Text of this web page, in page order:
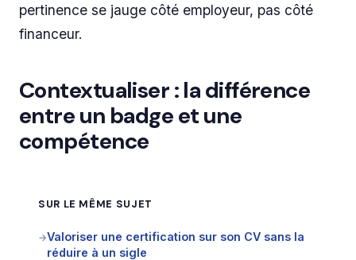
pertinence se jauge côté employeur, pas côté
financeur.
Contextualiser : la différence
entre un badge et une
compétence
SUR LE MÊME SUJET
→Valoriser une certification sur son CV sans la
réduire à un sigle